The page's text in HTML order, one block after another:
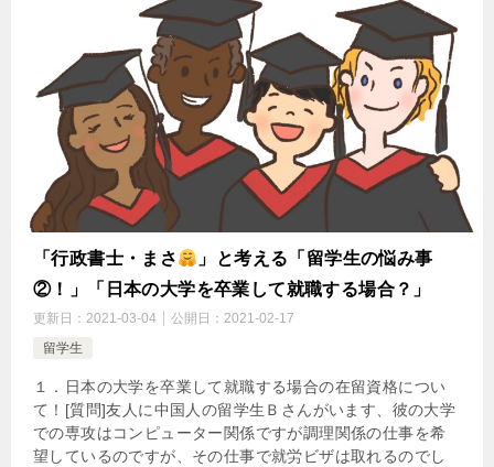
「行政書士・まさ
」と考える「留学生の悩み事
②！」「日本の大学を卒業して就職する場合？」
更新日： 2021-03-04 公開日： 2021-02-17
留学生
１．日本の大学を卒業して就職する場合の在留資格につい
て！[質問]友人に中国人の留学生Ｂさんがいます、彼の大学
での専攻はコンピューター関係ですが調理関係の仕事を希
望しているのですが、その仕事で就労ビザは取れるのでし